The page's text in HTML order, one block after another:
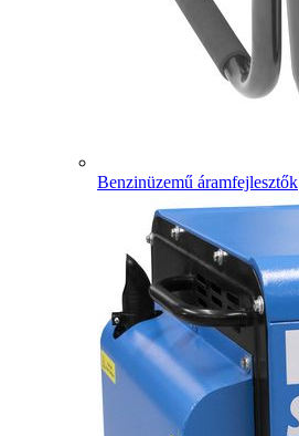
Benzinüzemű áramfejlesztők